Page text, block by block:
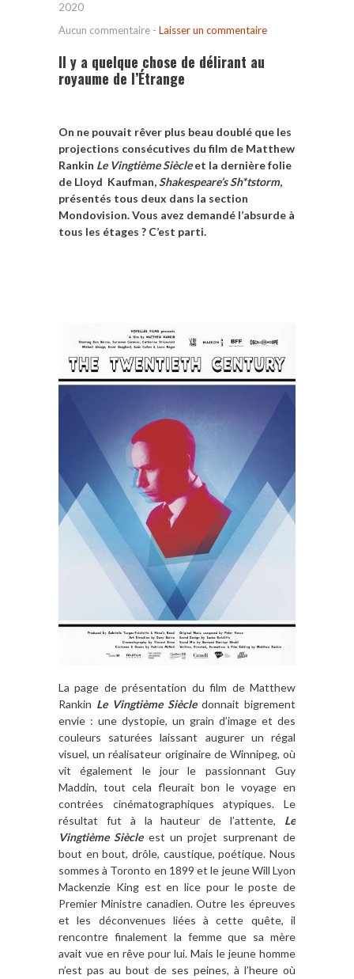
2020
Aucun commentaire - Laisser un commentaire
Il y a quelque chose de délirant au
royaume de l’Étrange
On ne pouvait rêver plus beau doublé que les
projections consécutives du film de Matthew
Rankin Le Vingtième Siècleet la dernière folie
de Lloyd Kaufman,Shakespeare’s Sh*tstorm,
présentés tous deux dans la section
Mondovision. Vous avez demandé l’absurde à
tous les étages ? C’est parti.
La page de présentation du film de Matthew
Rankin Le Vingtième Siècledonnait bigrement
envie : une dystopie, un grain d’image et des
couleurs saturées laissant augurer un régal
visuel, un réalisateur originaire de Winnipeg, où
vit également le jour le passionnant Guy
Maddin, tout cela fleurait bon le voyage en
contrées cinématographiques atypiques. Le
résultat fut à la hauteur de l’attente, Le
Vingtième Siècleest un projet surprenant de
bout en bout, drôle, caustique, poétique. Nous
sommes à Toronto en 1899 et le jeune Will Lyon
Mackenzie King est en lice pour le poste de
Premier Ministre canadien. Outre les épreuves
et les déconvenues liées à cette quête, il
rencontre finalement la femme que sa mère
avait vue en rêve pour lui. Mais le jeune homme
n’est pas au bout de ses peines, à l’heure où